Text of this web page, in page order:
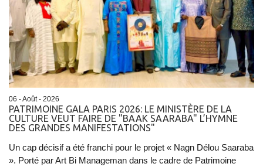
06 - Août - 2026
PATRIMOINE GALA PARIS 2026: LE MINISTÈRE DE LA
CULTURE VEUT FAIRE DE "BAAK SAARABA" L’HYMNE
DES GRANDES MANIFESTATIONS"
Un cap décisif a été franchi pour le projet « Nagn Délou Saaraba
». Porté par Art Bi Manageman dans le cadre de Patrimoine